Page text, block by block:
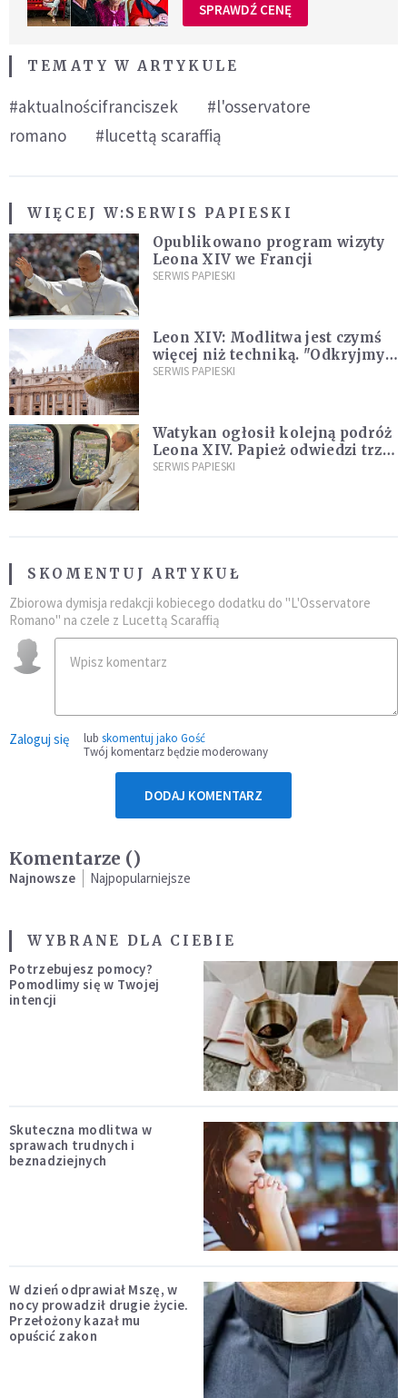
SPRAWDŹ CENĘ
TEMATY W ARTYKULE
#aktualnościfranciszek
#l'osservatore
romano
#lucettą scaraffią
WIĘCEJ W:SERWIS PAPIESKI
Opublikowano program wizyty
Leona XIV we Francji
SERWIS PAPIESKI
Leon XIV: Modlitwa jest czymś
więcej niż techniką. "Odkryjmy
ją na nowo"
SERWIS PAPIESKI
Watykan ogłosił kolejną podróż
Leona XIV. Papież odwiedzi trzy
kraje Ameryki Południowej
SERWIS PAPIESKI
SKOMENTUJ ARTYKUŁ
Zbiorowa dymisja redakcji kobiecego dodatku do "L'Osservatore
Romano" na czele z Lucettą Scaraffią
Zaloguj się lub skomentuj jako Gość
Twój komentarz będzie moderowany
DODAJ KOMENTARZ
Komentarze ()
Najnowsze Najpopularniejsze
WYBRANE DLA CIEBIE
Potrzebujesz pomocy?
Pomodlimy się w Twojej
intencji
Skuteczna modlitwa w
sprawach trudnych i
beznadziejnych
W dzień odprawiał Mszę, w
nocy prowadził drugie życie.
Przełożony kazał mu
opuścić zakon